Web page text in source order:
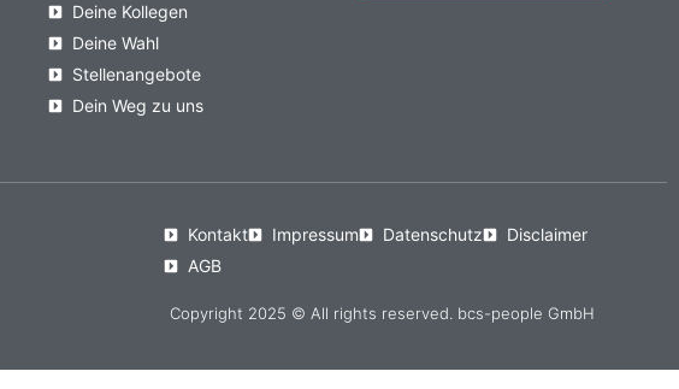
Deine Kollegen
Deine Wahl
Stellenangebote
Dein Weg zu uns
Kontakt Impressum Datenschutz
Disclaimer
AGB
Copyright 2025 © All rights reserved. bcs-people GmbH